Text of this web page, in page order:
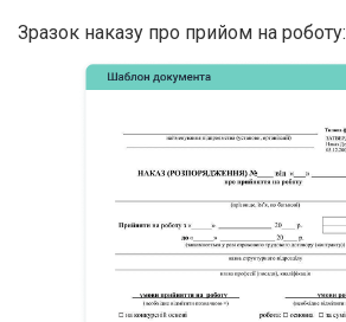
Зразок наказу про прийом на роботу: